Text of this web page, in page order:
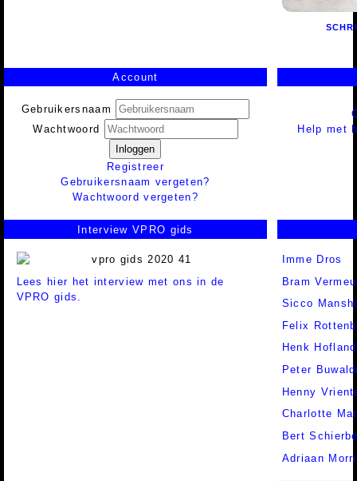
Account
Gebruikersnaam
Wachtwoord
Inloggen
Registreer
Gebruikersnaam vergeten?
Wachtwoord vergeten?
Help met
Interview VPRO gids
Lees hier het interview met ons in de
VPRO gids.
Imme Dros
Bram
Sicco
Felix
Henk Hofland
Peter
Henny
Charlotte
Bert
Adriaan